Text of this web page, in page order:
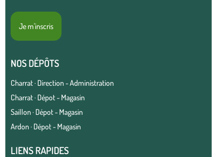
Je m'inscris
NOS DÉPÔTS
Charrat · Direction - Administration
Charrat · Dépot - Magasin
Saillon · Dépot - Magasin
Ardon · Dépot - Magasin
LIENS RAPIDES